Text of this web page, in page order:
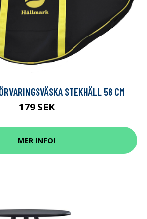
STEKHÄLL 58 CM
179 SEK
MER INFO!